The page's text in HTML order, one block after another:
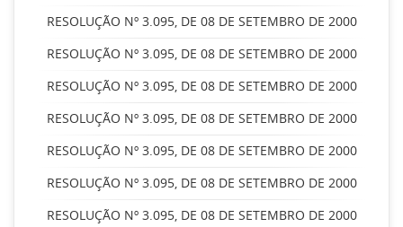
RESOLUÇÃO Nº 3.095, DE 08 DE SETEMBRO DE 2000
RESOLUÇÃO Nº 3.095, DE 08 DE SETEMBRO DE 2000
RESOLUÇÃO Nº 3.095, DE 08 DE SETEMBRO DE 2000
RESOLUÇÃO Nº 3.095, DE 08 DE SETEMBRO DE 2000
RESOLUÇÃO Nº 3.095, DE 08 DE SETEMBRO DE 2000
RESOLUÇÃO Nº 3.095, DE 08 DE SETEMBRO DE 2000
RESOLUÇÃO Nº 3.095, DE 08 DE SETEMBRO DE 2000